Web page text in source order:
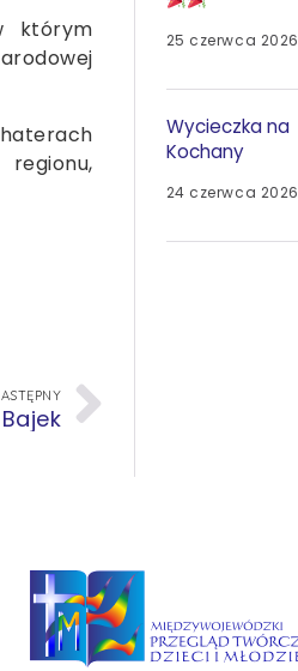
którym
25 czerwca 2026
Wycieczka na
Kochany
24 czerwca 2026